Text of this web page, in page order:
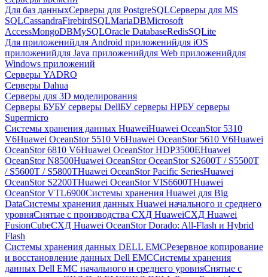
Для баз данныхСерверы для PostgreSQLСерверы для MS
SQLCassandraFirebirdSQLMariaDBMicrosoft
AccessMongoDBMySQLOracle DatabaseRedisSQLite
Для приложенийдля Android приложенийдля iOS
приложенийдля Java приложенийдля Web приложенийдля
Windows приложений
Серверы YADRO
Серверы Dahua
Серверы для 3D моделирования
Серверы БУБУ серверы DellБУ серверы HPБУ серверы
Supermicro
Системы хранения данных HuaweiHuawei OceanStor 5310
V6Huawei OceanStor 5510 V6Huawei OceanStor 5610 V6Huawei
OceanStor 6810 V6Huawei OceanStor HDP3500EHuawei
OceanStor N8500Huawei OceanStor OceanStor S2600T / S5500T
/ S5600T / S5800THuawei OceanStor Pacific SeriesHuawei
OceanStor S2200THuawei OceanStor VIS6600THuawei
OceanStor VTL6900Системы хранения Huawei для Big
DataСистемы хранения данных Huawei начального и среднего
уровняСнятые с производства СХД HuaweiСХД Huawei
FusionCubeСХД Huawei OceanStor Dorado: All-Flash и Hybrid
Flash
Системы хранения данных DELL EMCРезервное копирование
и восстановление данных Dell EMCСистемы хранения
данных Dell EMC начального и среднего уровняСнятые с